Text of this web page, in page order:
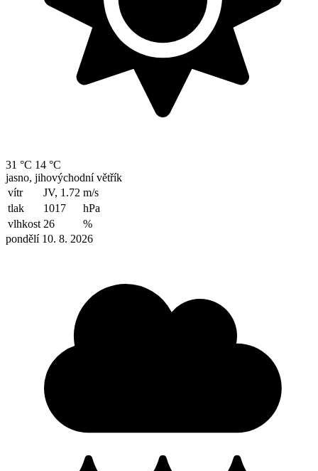
31 °C 14 °C
jasno, jihovýchodní větřík
vítr
JV, 1.72 m/s
tlak
1017
hPa
vlhkost 26
%
pondělí 10. 8. 2026